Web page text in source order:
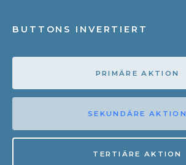
BUTTONS INVERTIERT
PRIMÄRE AKTION
SEKUNDÄRE AKTION
TERTIÄRE AKTION